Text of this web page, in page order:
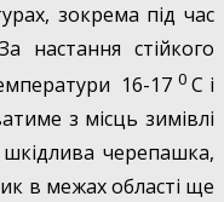
зокрема під час
настання стійкого
16-17 0С і
з місць зимівлі
черепашка,
в межах області ще